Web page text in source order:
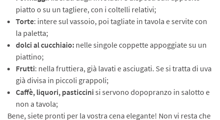
piatto o su un tagliere, con i coltelli relativi;
Torte: intere sul vassoio, poi tagliate in tavola e servite con
la paletta;
dolci al cucchiaio: nelle singole coppette appoggiate su un
piattino;
Frutti: nella fruttiera, già lavati e asciugati. Se si tratta di uva
già divisa in piccoli grappoli;
Caffè, liquori, pasticcini si servono dopopranzo in salotto e
non a tavola;
Bene, siete pronti per la vostra cena elegante! Non vi resta che